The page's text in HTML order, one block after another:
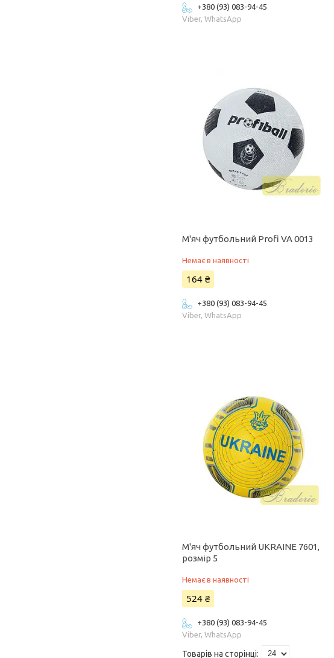
+380 (93) 083-94-45
Viber, WhatsApp
М'яч футбольний Profi VA 0013
Немає в наявності
164 ₴
+380 (93) 083-94-45
Viber, WhatsApp
М'яч футбольний UKRAINE 7601,
розмір 5
Немає в наявності
524 ₴
+380 (93) 083-94-45
Viber, WhatsApp